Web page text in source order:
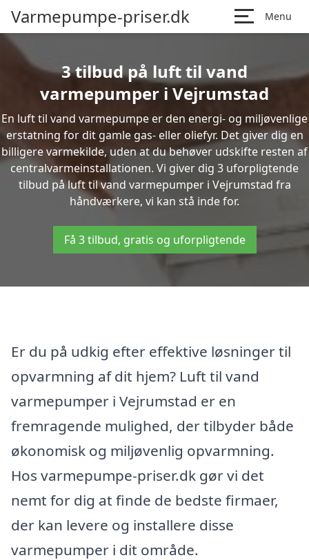
Varmepumpe-priser.dk Menu
3 tilbud på luft til vand
varmepumper i Vejrumstad
En luft til vand varmepumpe er den energi- og miljøvenlige
erstatning for dit gamle gas- eller oliefyr. Det giver dig en
billigere varmekilde, uden at du behøver udskifte resten af
centralvarmeinstallationen. Vi giver dig 3 uforpligtende
tilbud på luft til vand varmepumper i Vejrumstad fra
håndværkere, vi kan stå inde for.
Få 3 tilbud, gratis og uforpligtende
Er du på udkig efter effektive løsninger til
opvarmning af dit hjem? Luft til vand
varmepumper i Vejrumstad er en
fremragende mulighed, der tilbyder både
økonomisk og miljøvenlig opvarmning.
Hos varmepumpe-priser.dk gør vi det
nemt for dig at finde de bedste firmaer,
der kan levere og installere disse
varmepumper i dit område.